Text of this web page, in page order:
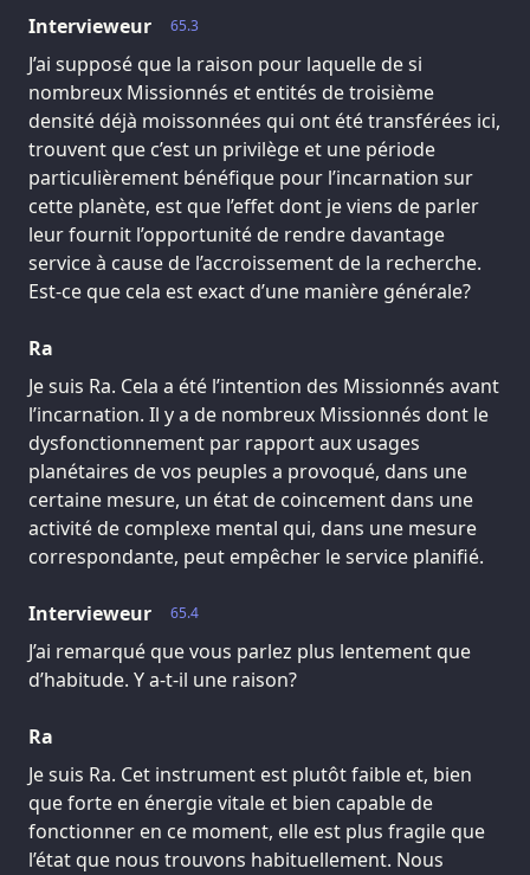
65.3
Intervieweur
J’ai supposé que la raison pour laquelle de si
nombreux Missionnés et entités de troisième
densité déjà moissonnées qui ont été transférées ici,
trouvent que c’est un privilège et une période
particulièrement bénéfique pour l’incarnation sur
cette planète, est que l’effet dont je viens de parler
leur fournit l’opportunité de rendre davantage
service à cause de l’accroissement de la recherche.
Est-ce que cela est exact d’une manière générale?
Ra
Je suis Ra. Cela a été l’intention des Missionnés avant
l’incarnation. Il y a de nombreux Missionnés dont le
dysfonctionnement par rapport aux usages
planétaires de vos peuples a provoqué, dans une
certaine mesure, un état de coincement dans une
activité de complexe mental qui, dans une mesure
correspondante, peut empêcher le service planifié.
65.4
Intervieweur
J’ai remarqué que vous parlez plus lentement que
d’habitude. Y a-t-il une raison?
Ra
Je suis Ra. Cet instrument est plutôt faible et, bien
que forte en énergie vitale et bien capable de
fonctionner en ce moment, elle est plus fragile que
l’état que nous trouvons habituellement. Nous